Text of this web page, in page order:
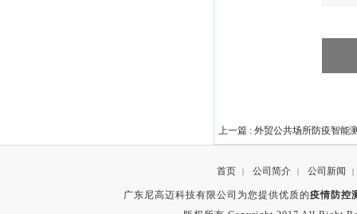
上一篇 : 外贸公共场所防疫智能
首页 | 公司简介 | 公司新闻 |
广东尼高迈科技有限公司为您提供优质的疫情防控